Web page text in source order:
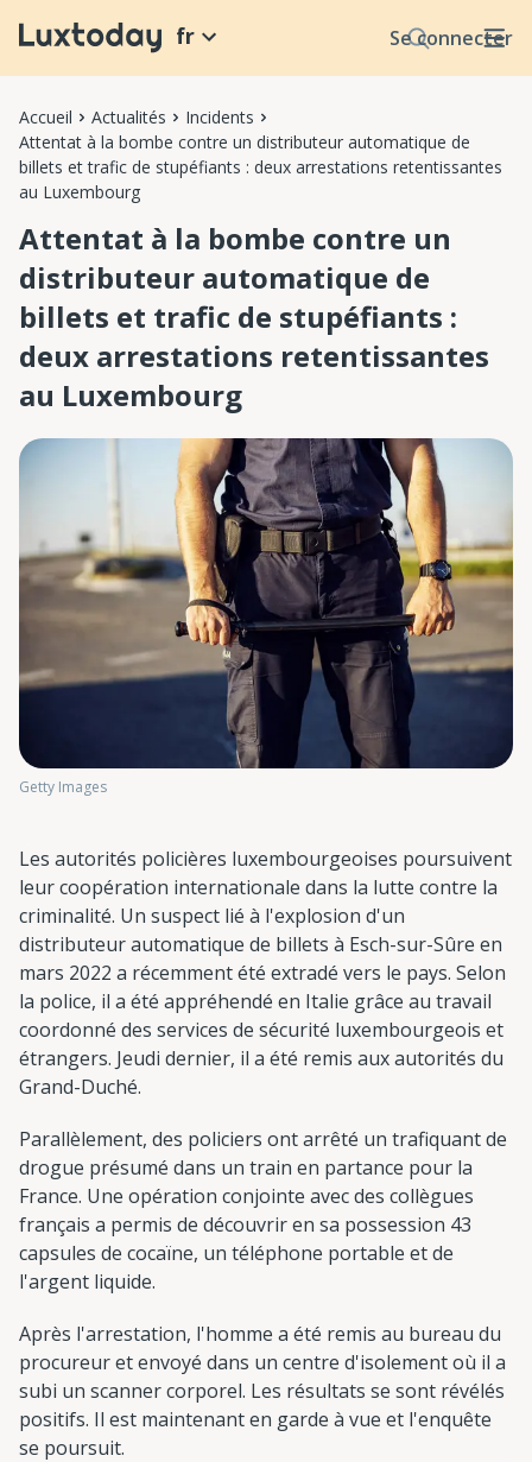
Se connecter
fr
Accueil Actualités
Incidents
Attentat à la bombe contre un distributeur automatique de
billets et trafic de stupéfiants : deux arrestations retentissantes
au Luxembourg
Attentat à la bombe contre un
distributeur automatique de
billets et trafic de stupéfiants :
deux arrestations retentissantes
au Luxembourg
Getty Images
Les autorités policières luxembourgeoises poursuivent
leur coopération internationale dans la lutte contre la
criminalité. Un suspect lié à l'explosion d'un
distributeur automatique de billets à Esch-sur-Sûre en
mars 2022 a récemment été extradé vers le pays. Selon
la police, il a été appréhendé en Italie grâce au travail
coordonné des services de sécurité luxembourgeois et
étrangers. Jeudi dernier, il a été remis aux autorités du
Grand-Duché.
Parallèlement, des policiers ont arrêté un trafiquant de
drogue présumé dans un train en partance pour la
France. Une opération conjointe avec des collègues
français a permis de découvrir en sa possession 43
capsules de cocaïne, un téléphone portable et de
l'argent liquide.
Après l'arrestation, l'homme a été remis au bureau du
procureur et envoyé dans un centre d'isolement où il a
subi un scanner corporel. Les résultats se sont révélés
positifs. Il est maintenant en garde à vue et l'enquête
se poursuit.